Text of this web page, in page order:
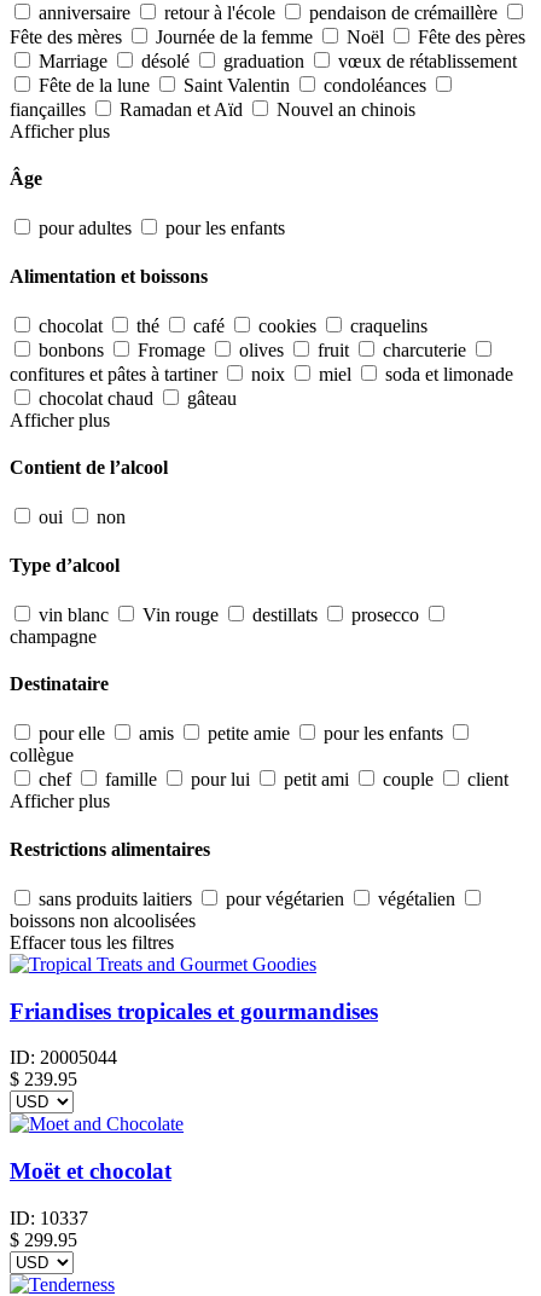
anniversaire
retour à l'école
pendaison de crémaillère
Fête des mères
Journée de la femme Noël
Fête des pères
Marriage
désolé graduation
vœux de rétablissement
Fête de la lune
Saint Valentin
condoléances
fiançailles
Ramadan et Aïd
Nouvel an chinois
Afficher plus
Âge
pour adultes pour les enfants
Alimentation et boissons
chocolat thé café cookies
craquelins
bonbons
Fromage olives fruit
charcuterie
confitures et pâtes à tartiner
noix miel
soda et limonade
chocolat chaud
gâteau
Afficher plus
Contient de l’alcool
oui non
Type d’alcool
vin blanc Vin rouge destillats
prosecco
champagne
Destinataire
pour elle amis petite amie
pour les enfants
collègue
chef
famille pour lui petit ami couple
client
Afficher plus
Restrictions alimentaires
sans produits laitiers pour végétarien
végétalien
boissons non alcoolisées
Effacer tous les filtres
Friandises tropicales et gourmandises
ID: 20005044
$ 239.95
Moët et chocolat
ID: 10337
$ 299.95